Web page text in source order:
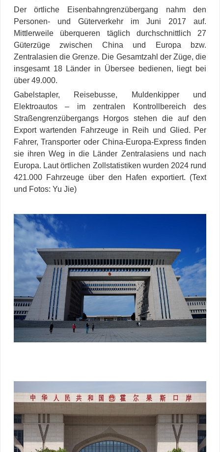
Der örtliche Eisenbahngrenzübergang nahm den
Personen- und Güterverkehr im Juni 2017 auf.
Mittlerweile überqueren täglich durchschnittlich 27
Güterzüge zwischen China und Europa bzw.
Zentralasien die Grenze. Die Gesamtzahl der Züge, die
insgesamt 18 Länder in Übersee bedienen, liegt bei
über 49.000.
Gabelstapler, Reisebusse, Muldenkipper und
Elektroautos – im zentralen Kontrollbereich des
Straßengrenzübergangs Horgos stehen die auf den
Export wartenden Fahrzeuge in Reih und Glied. Per
Fahrer, Transporter oder China-Europa-Express finden
sie ihren Weg in die Länder Zentralasiens und nach
Europa. Laut örtlichen Zollstatistiken wurden 2024 rund
421.000 Fahrzeuge über den Hafen exportiert. (Text
und Fotos: Yu Jie)